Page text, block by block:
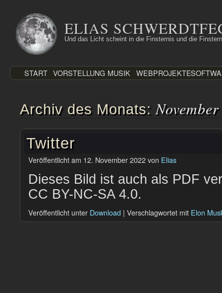
Inhalt
springen
ELIAS
Und das Licht scheint in die Finsternis und die
START VORSTELLUNG MUSIK WEBPROJEKTE
Archiv des Monats:
Twitter
Veröffentlicht am 12. November 2022von Elias
Dieses Bild ist auch als PDF
CC BY-NC-SA 4.0.
Veröffentlicht unter Download | Verschlagwortet mit Elon